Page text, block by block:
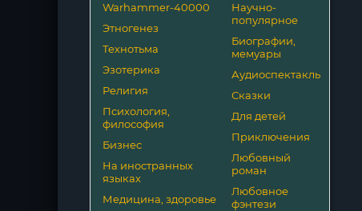
Warhammer-40000
Этногенез
Технотьма
Эзотерика
Религия
Психология,
философия
Бизнес
На иностранных
языках
Медицина, здоровье
Научно-
популярное
Биографии,
мемуары
Аудиоспектакль
Сказки
Для детей
Приключения
Любовный
роман
Любовное
фэнтези